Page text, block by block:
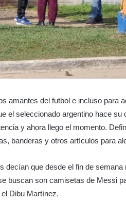
amantes del futbol e incluso para
el seleccionado argentino hace
y ahora llego el momento.
banderas y otros artículos para
decían que desde el fin de
buscan son camisetas de Messi
Dibu Martínez.